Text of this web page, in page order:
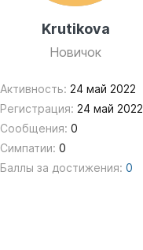
Krutikova
Новичок
Активность: 24 май 2022
Регистрация: 24 май 2022
Сообщения: 0
Симпатии: 0
Баллы за достижения: 0